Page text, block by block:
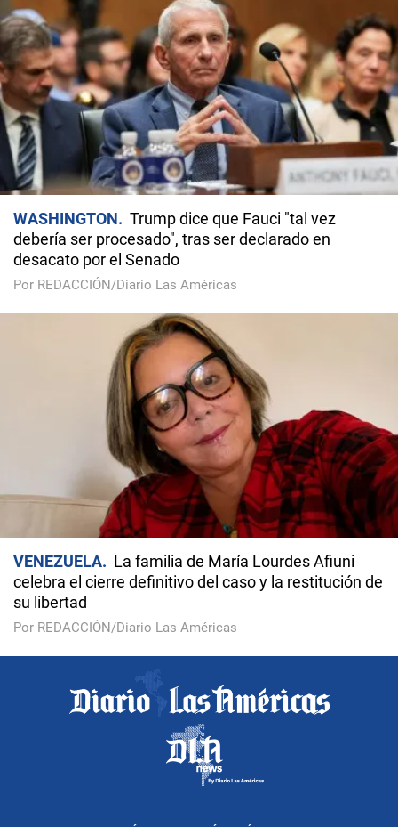
WASHINGTON
Trump dice que Fauci "tal vez
debería ser procesado", tras ser declarado en
desacato por el Senado
Por REDACCIÓN/Diario Las Américas
VENEZUELA
La familia de María Lourdes Afiuni
celebra el cierre definitivo del caso y la restitución de
su libertad
Por REDACCIÓN/Diario Las Américas